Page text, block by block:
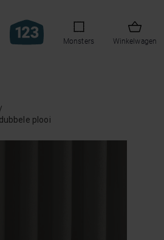
Monsters Winkelwagen
plooi